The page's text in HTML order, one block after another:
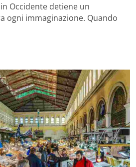
Occidente detiene un
ogni immaginazione. Quando